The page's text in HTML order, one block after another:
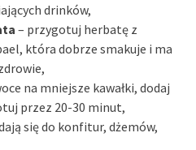
drinków,
– przygotuj herbatę z
która dobrze smakuje i ma
na mniejsze kawałki, dodaj
przez 20-30 minut,
się do konfitur, dżemów,